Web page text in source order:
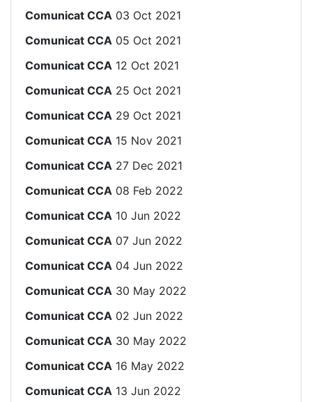
Comunicat CCA 03 Oct 2021
Comunicat CCA 05 Oct 2021
Comunicat CCA 12 Oct 2021
Comunicat CCA 25 Oct 2021
Comunicat CCA 29 Oct 2021
Comunicat CCA 15 Nov 2021
Comunicat CCA 27 Dec 2021
Comunicat CCA 08 Feb 2022
Comunicat CCA 10 Jun 2022
Comunicat CCA 07 Jun 2022
Comunicat CCA 04 Jun 2022
Comunicat CCA 30 May 2022
Comunicat CCA 02 Jun 2022
Comunicat CCA 30 May 2022
Comunicat CCA 16 May 2022
Comunicat CCA 13 Jun 2022